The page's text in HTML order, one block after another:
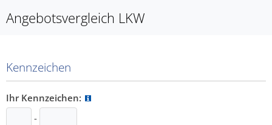
Angebotsvergleich LKW
Kennzeichen
Ihr Kennzeichen:
-